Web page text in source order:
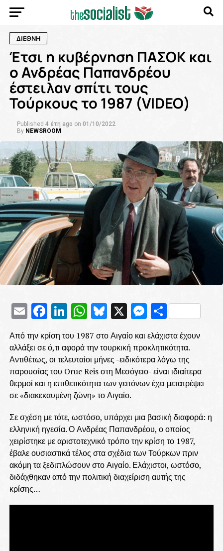
ΔΙΕΘΝΗ
Έτσι η κυβέρνηση ΠΑΣΟΚ και
ο Ανδρέας Παπανδρέου
έστειλαν σπίτι τους
Τούρκους το 1987 (VIDEO)
Published 4 έτη ago on 01/10/2022
By NEWSROOM
EmailFacebook
LinkedIn
WhatsApp
Bluesky
X
Από την κρίση του 1987 στο Αιγαίο και ελάχιστα έχουν
αλλάξει σε ό,τι αφορά την τουρκική προκλητικότητα.
Αντιθέτως, οι τελευταίοι μήνες -ειδικότερα λόγω της
παρουσίας του Oruc Reis στη Μεσόγειο- είναι ιδιαίτερα
θερμοί και η επιθετικότητα των γειτόνων έχει μετατρέψει
σε «διακεκαυμένη ζώνη» το Αιγαίο.
Σε σχέση με τότε, ωστόσο, υπάρχει μια βασική διαφορά: η
ελληνική ηγεσία. Ο Ανδρέας Παπανδρέου, ο οποίος
χειρίστηκε με αριστοτεχνικό τρόπο την κρίση το 1987,
έβαλε ουσιαστικά τέλος στα σχέδια των Τούρκων πριν
ακόμη τα ξεδιπλώσουν στο Αιγαίο. Ελάχιστοι, ωστόσο,
διδάχθηκαν από την πολιτική διαχείριση αυτής της
κρίσης…